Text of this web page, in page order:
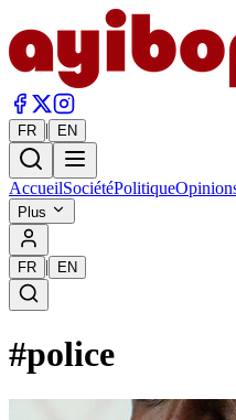
FR | EN
AccueilSociétéPolitique
Plus
FR | EN
#police